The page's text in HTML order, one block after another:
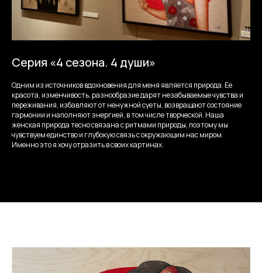
Серия «4 сезона. 4 души»
Одним из источников вдохновения для меня является природа. Ее
красота, изменчивость, разнообразие дарят незабываемые чувства и
переживания, избавляют от ненужной суеты, возвращают состояние
гармонии и наполняют энергией, в том числе творческой. Наша
женская природа тесно связана с ритмами природы, поэтому мы
чувствуем единство и глубокую связь с окружающим нас миром.
Именно это я хочу отразить в своих картинах.